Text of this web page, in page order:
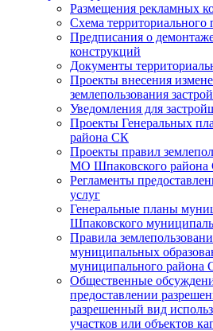
Размещения рекламных
Схема территориального
Предписания о
конструкций
Документы
Проекты внесения
землепользования
Уведомления для
Проекты Генеральных
района СК
Проекты правил
МО Шпаковского
Регламенты
услуг
Генеральные планы
Шпаковского
Правила
муниципальных
муниципального района
Общественные
предоставлении
разрешенный вид
участков или объектов